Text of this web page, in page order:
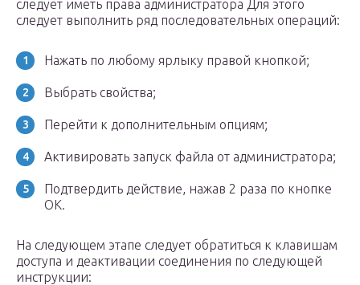
следует иметь права администратора Для этого
следует выполнить ряд последовательных операций:
Нажать по любому ярлыку правой кнопкой;
Выбрать свойства;
Перейти к дополнительным опциям;
Активировать запуск файла от администратора;
Подтвердить действие, нажав 2 раза по кнопке
ОК.
На следующем этапе следует обратиться к клавишам
доступа и деактивации соединения по следующей
инструкции: